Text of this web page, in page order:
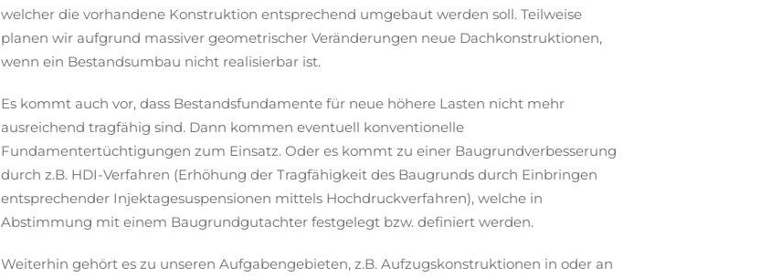
welcher die vorhandene Konstruktion entsprechend umgebaut werden soll. Teilweise
planen wir aufgrund massiver geometrischer Veränderungen neue Dachkonstruktionen,
wenn ein Bestandsumbau nicht realisierbar ist.
Es kommt auch vor, dass Bestandsfundamente für neue höhere Lasten nicht mehr
ausreichend tragfähig sind. Dann kommen eventuell konventionelle
Fundamentertüchtigungen zum Einsatz. Oder es kommt zu einer Baugrundverbesserung
durch z.B. HDI-Verfahren (Erhöhung der Tragfähigkeit des Baugrunds durch Einbringen
entsprechender Injektagesuspensionen mittels Hochdruckverfahren), welche in
Abstimmung mit einem Baugrundgutachter festgelegt bzw. definiert werden.
Weiterhin gehört es zu unseren Aufgabengebieten, z.B. Aufzugskonstruktionen in oder an